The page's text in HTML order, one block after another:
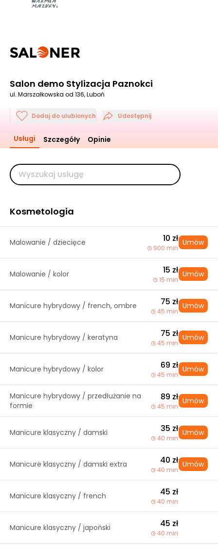
Salon demo Stylizacja Paznokci
ul. Marszałkowska od 136, Luboń
Dodaj do ulubionych Udostępnij
Usługi Szczegóły Opinie
Kosmetologia
Malowanie / dziecięce 10 zł
900 min
Umów
Malowanie / kolor 15 zł
15 min
Umów
Manicure hybrydowy / french, ombre 75 zł
45 min
Umów
Manicure hybrydowy / keratyna 75 zł
45 min
Umów
Manicure hybrydowy / kolor 69 zł
45 min
Umów
Manicure hybrydowy / przedłużanie na
formie
89 zł
45 min
Umów
Manicure klasyczny / damski 35 zł
40 min
Umów
Manicure klasyczny / damski extra 40 zł
40 min
Umów
Manicure klasyczny / french 45 zł
40 min
Manicure klasyczny / japoński 45 zł
40 min